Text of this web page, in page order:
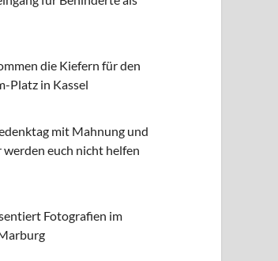
die Kiefern für den
Platz in Kassel
mit Mahnung und
euch nicht helfen
Fotografien im